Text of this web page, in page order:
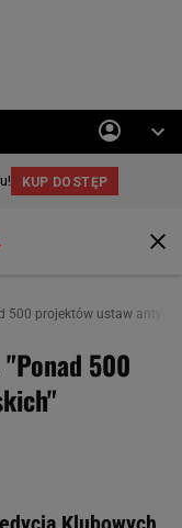
500 projektów ustaw
"Ponad 500